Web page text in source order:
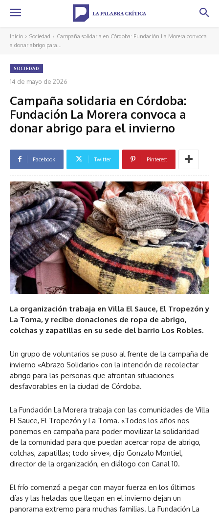
Inicio Sociedad
Campaña solidaria en Córdoba: Fundación La Morera convoca
a donar abrigo para...
SOCIEDAD
14 de mayo de 2026
Campaña solidaria en Córdoba:
Fundación La Morera convoca a
donar abrigo para el invierno
Facebook Twitter Pinterest
La organización trabaja en Villa El Sauce, El Tropezón y
La Toma, y recibe donaciones de ropa de abrigo,
colchas y zapatillas en su sede del barrio Los Robles.
Un grupo de voluntarios se puso al frente de la campaña de
invierno «Abrazo Solidario» con la intención de recolectar
abrigo para las personas que afrontan situaciones
desfavorables en la ciudad de Córdoba.
La Fundación La Morera trabaja con las comunidades de Villa
El Sauce, El Tropezón y La Toma. «Todos los años nos
ponemos en campaña para poder movilizar la solidaridad
de la comunidad para que puedan acercar ropa de abrigo,
colchas, zapatillas; todo sirve», dijo Gonzalo Montiel,
director de la organización, en diálogo con Canal 10.
El frío comenzó a pegar con mayor fuerza en los últimos
días y las heladas que llegan en el invierno dejan un
panorama extremo para muchas familias. La Fundación La